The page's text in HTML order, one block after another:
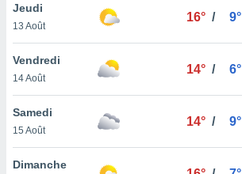
le
ainsi
un
la
du
en
Jeudi
13 Août
16° / 9°
Vendredi
14 Août
14° / 6°
Samedi
15 Août
14° / 9°
Dimanche